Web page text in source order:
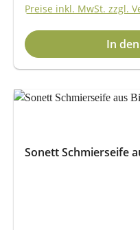
Preise inkl. MwSt. zzgl.
In
Sonett Schmierseife